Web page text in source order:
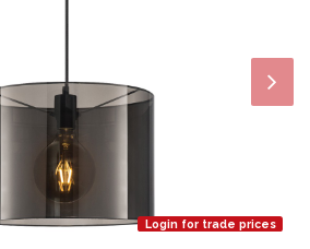
Login for trade prices